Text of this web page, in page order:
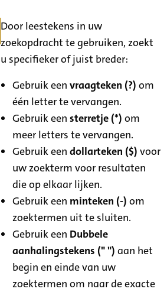
Door leestekens in uw
zoekopdracht te gebruiken, zoekt
u specifieker of juist breder:
Gebruik eenvraagteken (?) om
één letter te vervangen.
Gebruik eensterretje (*) om
meer letters te vervangen.
Gebruik eendollarteken ($) voor
uw zoekterm voor resultaten
die op elkaar lijken.
Gebruik een minteken (-) om
zoektermen uit te sluiten.
Gebruik een Dubbele
aanhalingstekens (" ") aan het
begin en einde van uw
zoektermen om naar de exacte